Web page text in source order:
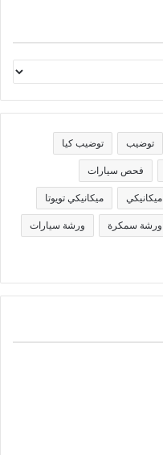
توضيب توضيب كيا
فحص سيارات
ميكانيكي ميكانيكي تويوتا
ورشة سمكرة ورشة سيارات